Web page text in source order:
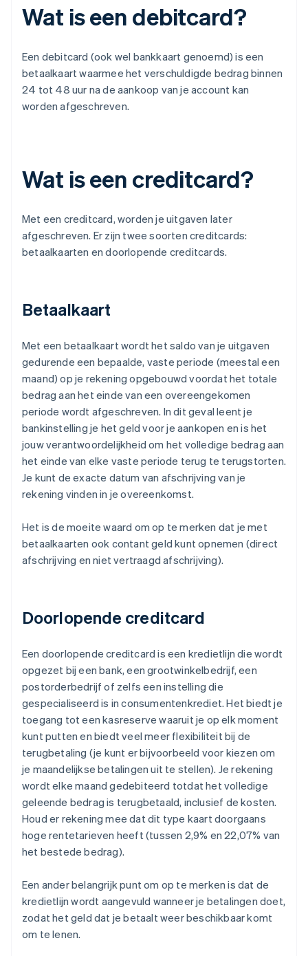
Wat is een debitcard?
Een debitcard (ook wel bankkaart genoemd) is een
betaalkaart waarmee het verschuldigde bedrag binnen
24 tot 48 uur na de aankoop van je account kan
worden afgeschreven.
Wat is een creditcard?
Met een creditcard, worden je uitgaven later
afgeschreven. Er zijn twee soorten creditcards:
betaalkaarten en doorlopende creditcards.
Betaalkaart
Met een betaalkaart wordt het saldo van je uitgaven
gedurende een bepaalde, vaste periode (meestal een
maand) op je rekening opgebouwd voordat het totale
bedrag aan het einde van een overeengekomen
periode wordt afgeschreven. In dit geval leent je
bankinstelling je het geld voor je aankopen en is het
jouw verantwoordelijkheid om het volledige bedrag aan
het einde van elke vaste periode terug te terugstorten.
Je kunt de exacte datum van afschrijving van je
rekening vinden in je overeenkomst.
Het is de moeite waard om op te merken dat je met
betaalkaarten ook contant geld kunt opnemen (direct
afschrijving en niet vertraagd afschrijving).
Doorlopende creditcard
Een doorlopende creditcard is een kredietlijn die wordt
opgezet bij een bank, een grootwinkelbedrijf, een
postorderbedrijf of zelfs een instelling die
gespecialiseerd is in consumentenkrediet. Het biedt je
toegang tot een kasreserve waaruit je op elk moment
kunt putten en biedt veel meer flexibiliteit bij de
terugbetaling (je kunt er bijvoorbeeld voor kiezen om
je maandelijkse betalingen uit te stellen). Je rekening
wordt elke maand gedebiteerd totdat het volledige
geleende bedrag is terugbetaald, inclusief de kosten.
Houd er rekening mee dat dit type kaart doorgaans
hoge rentetarieven heeft (tussen 2,9% en 22,07% van
het bestede bedrag).
Een ander belangrijk punt om op te merken is dat de
kredietlijn wordt aangevuld wanneer je betalingen doet,
zodat het geld dat je betaalt weer beschikbaar komt
om te lenen.